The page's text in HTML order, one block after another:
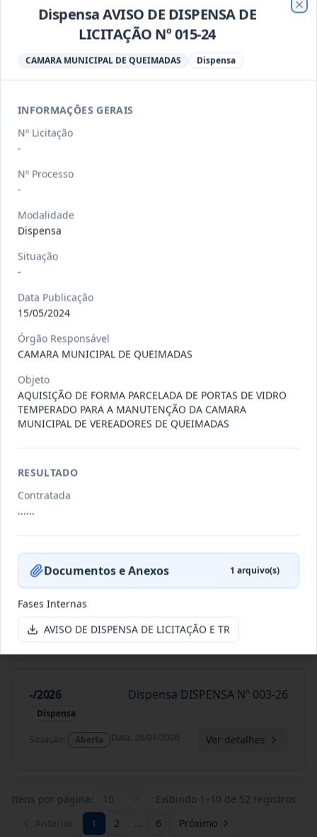
-/2026 Dispensa DISPENSA Nº 008-26
Situação : Aberta Data:12/03/2026 Ver detalhes
-/2026
-/2026
Situação: Aberta
-/2026
Dispensa
Dispensa DISPENSA Nº 006-26
Situação: Aberta Data:29/01/2026 Ver detalhes
-/2026
Dispensa
Situação
-/2026
Dispensa
Dispensa DISPENSA Nº 005-26
Situação: Aberta Data:26/01/2026 Ver detalhes
-/2026
Dispensa
Dispensa DISPENSA Nº 003-26
Situação: Aberta Data: 26/01/2026 Ver detalhes
Itens por página: 10 Exibindo 1 –10 de 52 registros
1 2 … 6 Próximo
Dispensa AVISO DE DISPENSA DE
LICITAÇÃO Nº 015-24
CAMARA MUNICIPAL DE QUEIMADAS Dispensa
INFORMAÇÕES GERAIS
Nº Licitação
-
Nº Processo
-
Modalidade
Dispensa
Situação
-
Data Publicação
15/05/2024
Órgão Responsável
CAMARA MUNICIPAL DE QUEIMADAS
Objeto
AQUISIÇÃO DE FORMA PARCELADA DE PORTAS DE VIDRO
TEMPERADO PARA A MANUTENÇÃO DA CAMARA
MUNICIPAL DE VEREADORES DE QUEIMADAS
RESULTADO
Contratada
......
Documentos e Anexos 1 arquivo(s)
Fases Internas
AVISO DE DISPENSA DE LICITAÇÃO E TR